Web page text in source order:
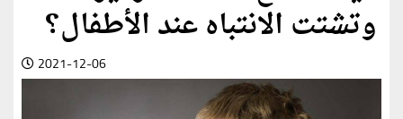
وتشتت الانتباه عند الأطفال؟
2021-12-06